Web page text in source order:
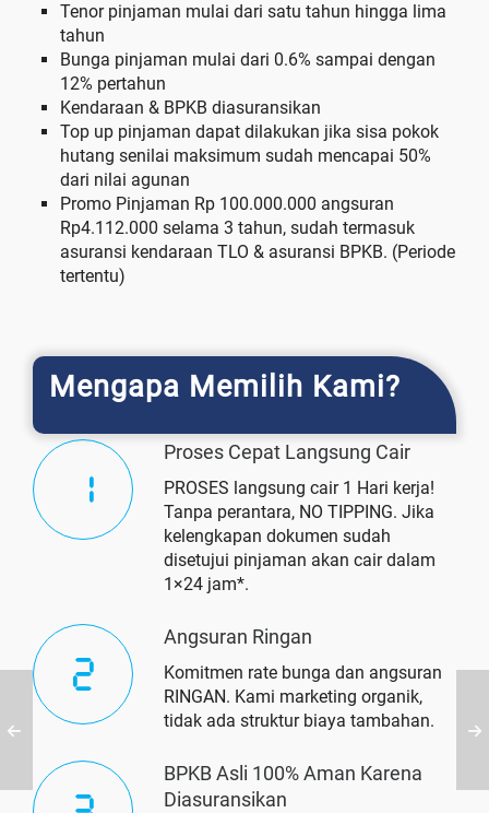
Tenor pinjaman mulai dari satu tahun hingga lima
tahun
Bunga pinjaman mulai dari 0.6% sampai dengan
12% pertahun
Kendaraan & BPKB diasuransikan
Top up pinjaman dapat dilakukan jika sisa pokok
hutang senilai maksimum sudah mencapai 50%
dari nilai agunan
Promo Pinjaman Rp 100.000.000 angsuran
Rp4.112.000 selama 3 tahun, sudah termasuk
asuransi kendaraan TLO & asuransi BPKB. (Periode
tertentu)
Mengapa Memilih Kami?
Proses Cepat Langsung Cair
PROSES langsung cair 1 Hari kerja!
Tanpa perantara, NO TIPPING. Jika
kelengkapan dokumen sudah
disetujui pinjaman akan cair dalam
1×24 jam*.
Angsuran Ringan
Komitmen rate bunga dan angsuran
RINGAN. Kami marketing organik,
tidak ada struktur biaya tambahan.
BPKB Asli 100% Aman Karena
Diasuransikan